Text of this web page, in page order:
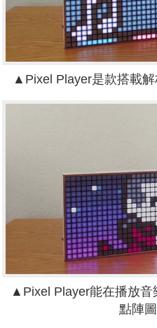
▲Pixel Player是款搭載解
▲Pixel Player能在播放音
點陣圖